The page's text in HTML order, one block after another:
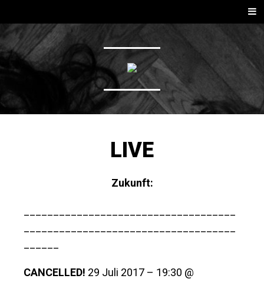
LIVE
Zukunft:
CANCELLED! 29 Juli 2017 – 19:30 @